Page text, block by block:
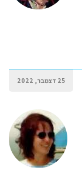
25 דצמבר, 2022